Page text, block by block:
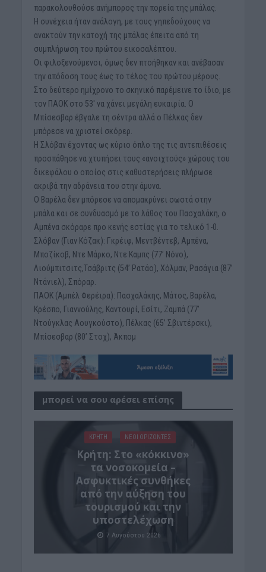
παρακολουθούσε ανήμπορος την πορεία της μπάλας.
Η συνέχεια ήταν ανάλογη, με τους γηπεδούχους να
ανακτούν την κατοχή της μπάλας έπειτα από τη
συμπλήρωση του πρώτου εικοσαλέπτου.
Οι φιλοξενούμενοι, όμως δεν πτοήθηκαν και ανέβασαν
την απόδοση τους έως το τέλος του πρώτου μέρους.
Στο δεύτερο ημίχρονο το σκηνικό παρέμεινε το ίδιο, με
τον ΠΑΟΚ στο 53′ να χάνει μεγάλη ευκαιρία. Ο
Μπίσεσβαρ έβγαλε τη σέντρα αλλά ο Πέλκας δεν
μπόρεσε να χριστεί σκόρερ.
Η Σλόβαν έχοντας ως κύριο όπλο της τις αντεπιθέσεις
προσπάθησε να χτυπήσει τους «ανοιχτούς» χώρους του
δικεφάλου ο οποίος στις καθυστερήσεις πλήρωσε
ακριβά την αδράνεια του στην άμυνα.
Ο Βαρέλα δεν μπόρεσε να απομακρύνει σωστά στην
μπάλα και σε συνδυασμό με το λάθος του Πασχαλάκη, ο
Αμπένα σκόραρε προ κενής εστίας για το τελικό 1-0.
Σλόβαν (Γιαν Κόζακ): Γκρέιφ, Μεντβέντεβ, Αμπένα,
Μποζίκοβ, Ντε Μάρκο, Ντε Καμπς (77’ Νόνο),
Λιούμπιτσιτς,Τσάβριτς (54’ Ρατάο), Χόλμαν, Ρασάγια (87’
Ντάνιελ), Σπόραρ.
ΠΑΟΚ (Αμπέλ Φερέιρα): Πασχαλάκης, Μάτος, Βαρέλα,
Κρέσπο, Γιαννούλης, Καντουρί, Εσίτι, Ζαμπά (77’
Ντούγκλας Αουγκούστο), Πέλκας (65’ Σβιντέρσκι),
Μπίσεσβαρ (80’ Στοχ), Άκπομ
μπορεί να σου αρέσει επίσης
ΚΡΗΤΗ ΝΕΟΙ ΟΡΙΖΟΝΤΕΣ
Κρήτη: Στο «κόκκινο»
τα νοσοκομεία –
Ασφυκτικές συνθήκες
από την αύξηση του
τουρισμού και την
υποστελέχωση
7 Αυγούστου 2026